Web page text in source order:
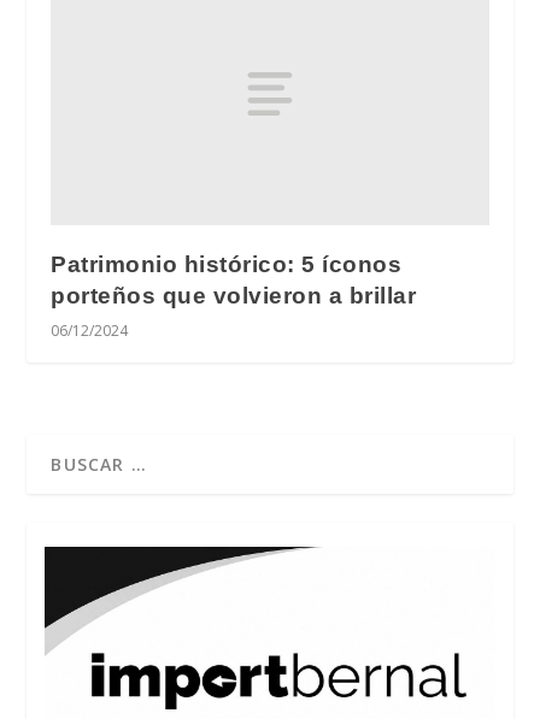
Patrimonio histórico: 5 íconos
porteños que volvieron a brillar
06/12/2024